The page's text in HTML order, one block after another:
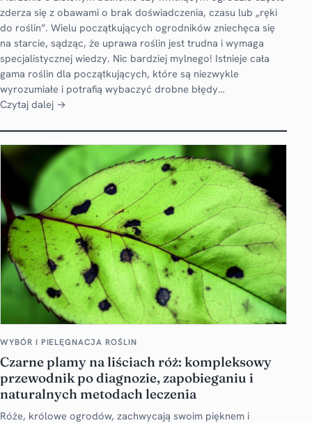
zderza się z obawami o brak doświadczenia, czasu lub „ręki
do roślin”. Wielu początkujących ogrodników zniechęca się
na starcie, sądząc, że uprawa roślin jest trudna i wymaga
specjalistycznej wiedzy. Nic bardziej mylnego! Istnieje cała
gama roślin dla początkujących, które są niezwykle
wyrozumiałe i potrafią wybaczyć drobne błędy…
Czytaj dalej →
WYBÓR I PIELĘGNACJA ROŚLIN
Czarne plamy na liściach róż: kompleksowy
przewodnik po diagnozie, zapobieganiu i
naturalnych metodach leczenia
Róże, królowe ogrodów, zachwycają swoim pięknem i